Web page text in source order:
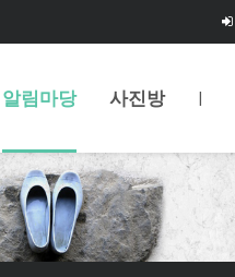
알림마당 사진방 |